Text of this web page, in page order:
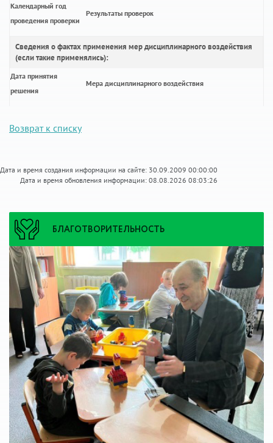
Календарный год
проведения проверки
Результаты проверок
Сведения о фактах применения мер дисциплинарного воздействия
(если такие применялись):
Дата принятия
решения
Мера дисциплинарного воздействия
Возврат к списку
Дата и время создания информации на сайте: 30.09.2009 00:00:00
Дата и время обновления информации: 08.08.2026 08:03:26
БЛАГОТВОРИТЕЛЬНОСТЬ